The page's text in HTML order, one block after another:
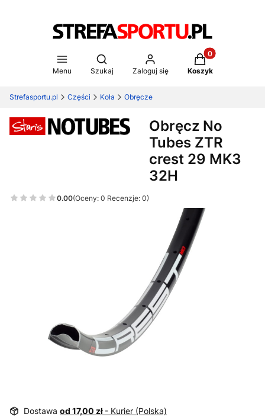
Menu
Otwórz wyszukiwarkę
Szukaj Zaloguj się
Produkty w
Koszyk
Strefasportu.pl Części Koła Obręcze
Obręcz No
Tubes ZTR
crest 29 MK3
32H
0.00(Oceny: 0 Recenzje: 0)
Dostawa od 17,00 zł - Kurier (Polska)